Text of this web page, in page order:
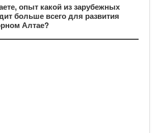
опыт какой из зарубежных
больше всего для развития
Алтае?